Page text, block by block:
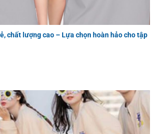
chất lượng cao – Lựa chọn hoàn hảo cho tập